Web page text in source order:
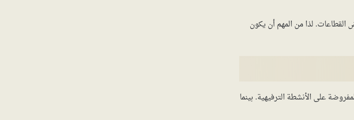
لذا من المهم أن يكون
على الأنشطة الترفيهية. بينما